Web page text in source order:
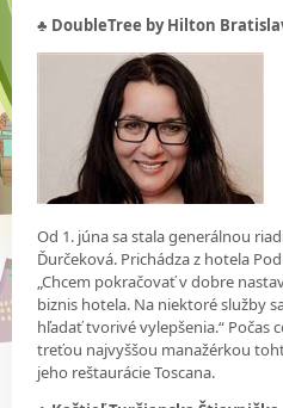
♣ DoubleTree by Hilton
Od 1. júna sa stala generálnou
Ďurčeková. Prichádza z hotela
„Chcem pokračovať v dobre
biznis hotela. Na niektoré služby
hľadať tvorivé vylepšenia.“ Počas
treťou najvyššou manažérkou
jeho reštaurácie Toscana.